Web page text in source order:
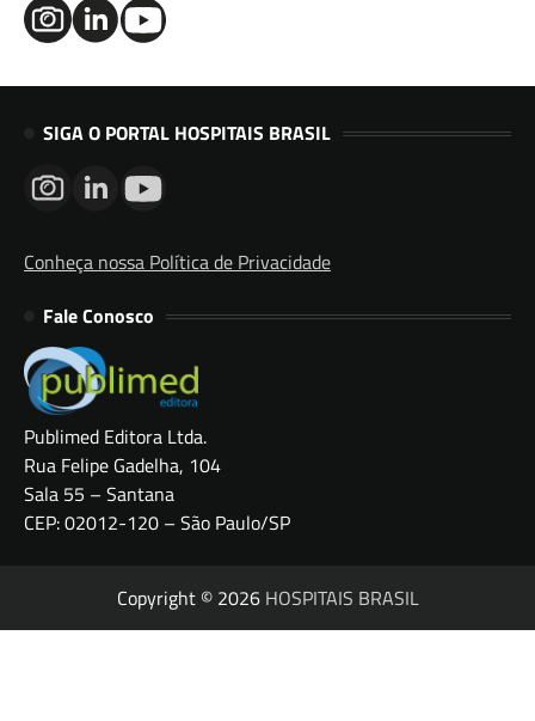
SIGA O PORTAL HOSPITAIS BRASIL
Conheça nossa Política de Privacidade
Fale Conosco
Publimed Editora Ltda.
Rua Felipe Gadelha, 104
Sala 55 – Santana
CEP: 02012-120 – São Paulo/SP
Copyright © 2026 HOSPITAIS BRASIL